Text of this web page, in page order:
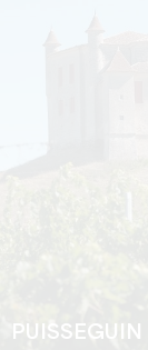
PUISSEGUIN